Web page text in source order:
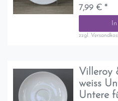
7,99 € *
zzgl.
Villeroy
weiss
Untere